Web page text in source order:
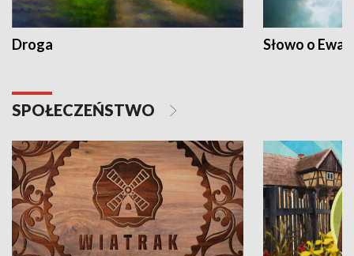
Droga Słowo o
SPOŁECZEŃSTWO